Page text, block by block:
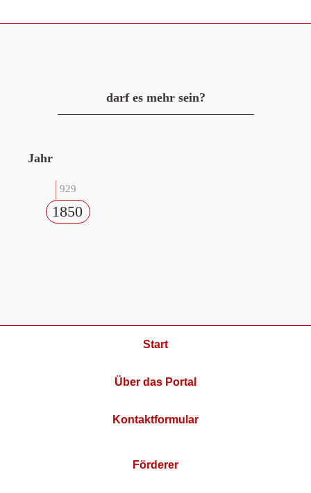
darf es mehr sein?
Jahr
929
1850
Start
Über das Portal
Kontaktformular
Förderer